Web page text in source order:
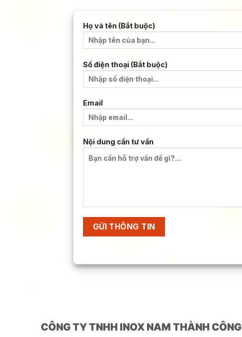
Họ và tên (Bắt buộc)
Số điện thoại (Bắt buộc)
Email
Nội dung cần tư vấn
CÔNG TY TNHH INOX NAM THÀNH CÔNG